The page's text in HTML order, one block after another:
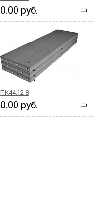
0.00 руб.
ПК44.12 8
0.00 руб.